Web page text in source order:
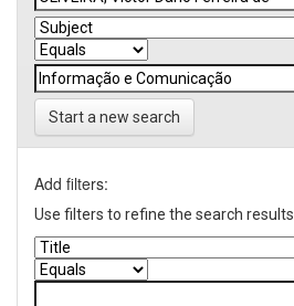
Start a new search
Add filters:
Use filters to refine the search results.